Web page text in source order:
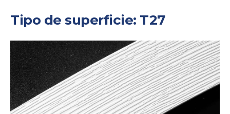
Tipo de superficie: T27